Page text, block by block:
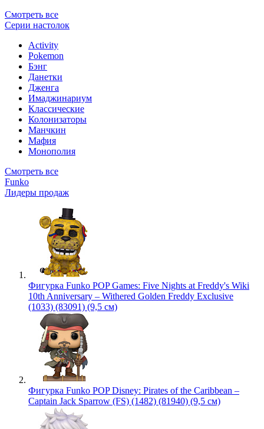
Смотреть все
Серии настолок
Activity
Pokemon
Бэнг
Данетки
Дженга
Имаджинариум
Классические
Колонизаторы
Манчкин
Мафия
Монополия
Смотреть все
Funko
Лидеры продаж
Фигурка Funko POP Games: Five Nights at Freddy's Wiki
10th Anniversary – Withered Golden Freddy Exclusive
(1033) (83091) (9,5 см)
Фигурка Funko POP Disney: Pirates of the Caribbean –
Captain Jack Sparrow (FS) (1482) (81940) (9,5 см)